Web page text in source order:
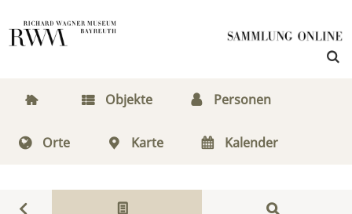
Objekte Personen
Orte Karte Kalender